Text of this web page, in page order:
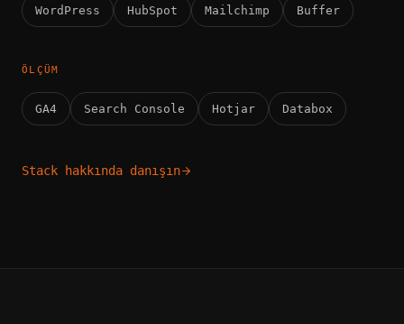
WordPress HubSpot Mailchimp Buffer
ÖLÇÜM
GA4 Search Console Hotjar Databox
Stack hakkında danışın